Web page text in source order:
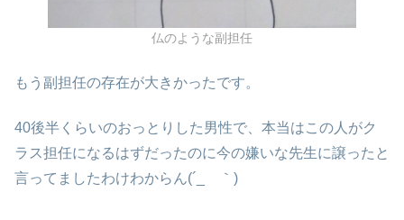
仏のような副担任
もう副担任の存在が大きかったです。
40後半くらいのおっとりした男性で、本当はこの人がク
ラス担任になるはずだったのに今の嫌いな先生に譲ったと
言ってましたわけわからん(´_ゝ｀)